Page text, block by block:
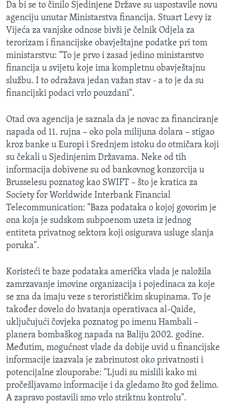
Da bi se to činilo Sjedinjene Države su uspostavile novu
agenciju unutar Ministarstva financija. Stuart Levy iz
Vijeća za vanjske odnose bivši je čelnik Odjela za
terorizam i financijske obavještajne podatke pri tom
ministarstvu: "To je prvo i zasad jedino ministarstvo
financija u svijetu koje ima kompletnu obavještajnu
službu. I to odražava jedan važan stav - a to je da su
financijski podaci vrlo pouzdani".
Otad ova agencija je saznala da je novac za financiranje
napada od 11. rujna – oko pola milijuna dolara – stigao
kroz banke u Europi i Srednjem istoku do otmičara koji
su čekali u Sjedinjenim Državama. Neke od tih
informacija dobivene su od bankovnog konzorcija u
Brusselesu poznatog kao SWIFT – što je kratica za
Society for Worldwide Interbank Financial
Telecommunication: "Baza podataka o kojoj govorim je
ona koja je sudskom subpoenom uzeta iz jednog
entiteta privatnog sektora koji osigurava usluge slanja
poruka".
Koristeći te baze podataka američka vlada je naložila
zamrzavanje imovine organizacija i pojedinaca za koje
se zna da imaju veze s terorističkim skupinama. To je
također dovelo do hvatanja operativaca al-Qaide,
uključujući čovjeka poznatog po imenu Hambali –
planera bombaškog napada na Baliju 2002. godine.
Međutim, mogućnost vlade da dobije uvid u financijske
informacije izazvala je zabrinutost oko privatnosti i
potencijalne zlouporabe: "Ljudi su mislili kako mi
pročešljavamo informacije i da gledamo što god želimo.
A zapravo postavili smo vrlo striktnu kontrolu".